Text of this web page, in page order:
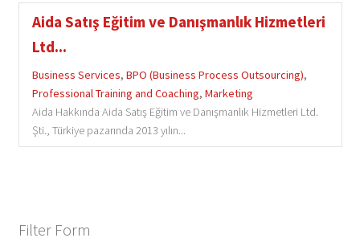
Privacy Policy
Aida Satış Eğitim ve Danışmanlık Hizmetleri
Ltd...
Business Services, BPO (Business Process Outsourcing),
Professional Training and Coaching, Marketing
Aida Hakkında Aida Satış Eğitim ve Danışmanlık Hizmetleri Ltd.
Şti., Türkiye pazarında 2013 yılın...
Filter Form